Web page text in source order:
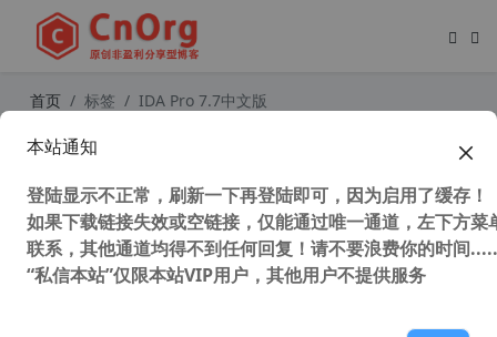
首页 标签 IDA Pro 7.7中文版
本站通知
登陆显示不正常，刷新一下再登陆即可，因为启用了缓存！
如果下载链接失效或空链接，仅能通过唯一通道，左下方菜
联系，其他通道均得不到任何回复！请不要浪费你的时间
“私信本站”仅限本站VIP用户，其他用户不提供服务